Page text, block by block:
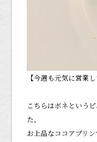
【今週も元気に営業
こちらはボネという
た、
お上品なココアプリン